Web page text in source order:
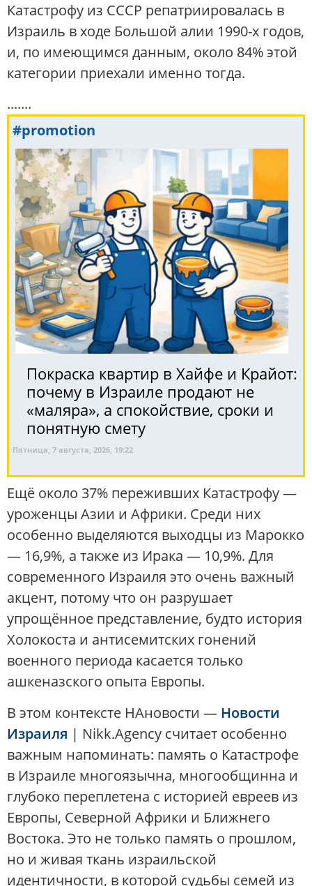
Катастрофу из СССР репатриировалась в
Израиль в ходе Большой алии 1990-х годов,
и, по имеющимся данным, около 84% этой
категории приехали именно тогда.
.......
#promotion
Покраска квартир в Хайфе и Крайот:
почему в Израиле продают не
«маляра», а спокойствие, сроки и
понятную смету
Пятница, 7 августа, 2026, 19:22
Ещё около 37% переживших Катастрофу —
уроженцы Азии и Африки. Среди них
особенно выделяются выходцы из Марокко
— 16,9%, а также из Ирака — 10,9%. Для
современного Израиля это очень важный
акцент, потому что он разрушает
упрощённое представление, будто история
Холокоста и антисемитских гонений
военного периода касается только
ашкеназского опыта Европы.
В этом контексте НАновости — Новости
Израиля | Nikk.Agency считает особенно
важным напоминать: память о Катастрофе
в Израиле многоязычна, многообщинна и
глубоко переплетена с историей евреев из
Европы, Северной Африки и Ближнего
Востока. Это не только память о прошлом,
но и живая ткань израильской
идентичности, в которой судьбы семей из